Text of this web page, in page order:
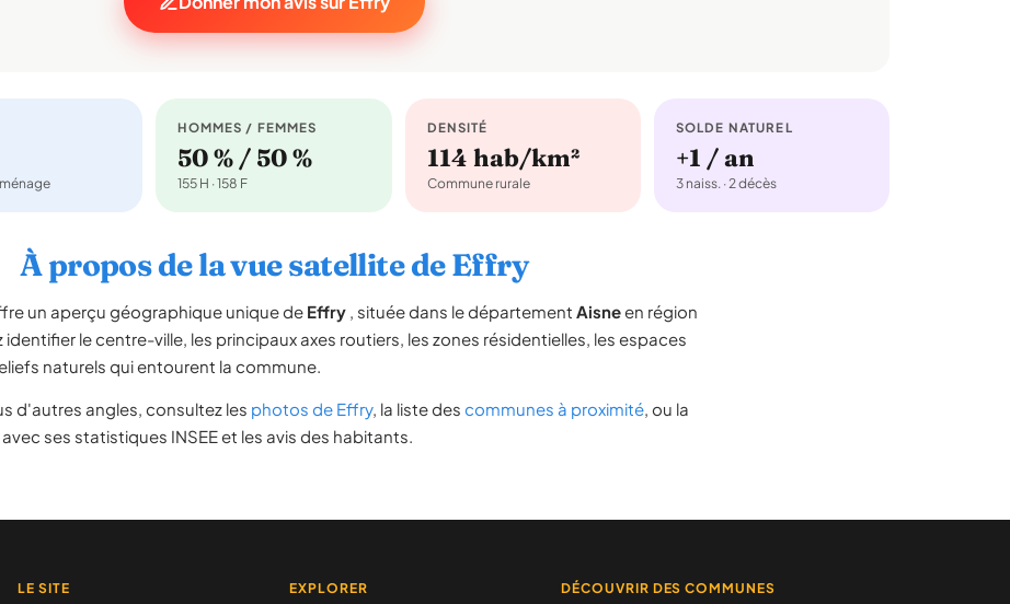
HOMMES / FEMMES
50 % / 50 %
155 H · 158 F
DENSITÉ
114 hab/km²
Commune rurale
SOLDE NATUREL
+1 / an
3 naiss. · 2 décès
À propos de la vue satellite de Effry
un aperçu géographique unique de Effry , située dans le département Aisneen région
identifier le centre-ville, les principaux axes routiers, les zones résidentielles, les espaces
naturels qui entourent la commune.
d'autres angles, consultez les photos de Effry, la liste des communes à proximité, ou la
avec ses statistiques INSEE et les avis des habitants.
LE SITE EXPLORER DÉCOUVRIR DES COMMUNES